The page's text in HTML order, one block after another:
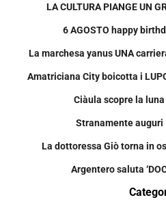
LA CULTURA PIANGE UN
6 AGOSTO happy
La marchesa yanus UNA
Amatriciana City boicotta i
Ciàula scopre la luna
Stranamente auguri
La dottoressa Giò torna in
Argentero saluta